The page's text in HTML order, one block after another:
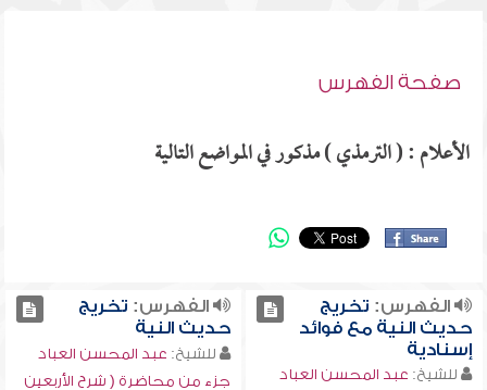
صفحة الفهرس
الأعلام : ( الترمذي ) مذكور في المواضع التالية
الفهرس: تخريج
حديث النية مع فوائد
إسنادية
للشيخ: عبد المحسن العباد
الفهرس: تخريج
حديث النية
للشيخ: عبد المحسن العباد
جزء من محاضرة ( شرح الأربعين